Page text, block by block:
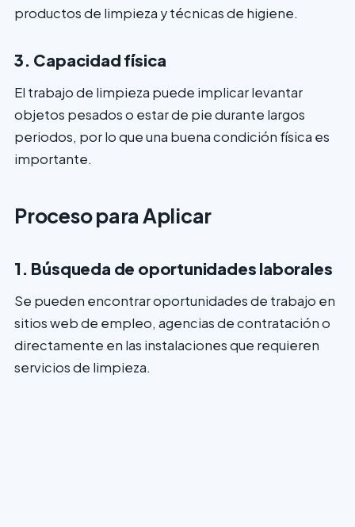
productos de limpieza y técnicas de higiene.
3. Capacidad física
El trabajo de limpieza puede implicar levantar
objetos pesados o estar de pie durante largos
periodos, por lo que una buena condición física es
importante.
Proceso para Aplicar
1. Búsqueda de oportunidades laborales
Se pueden encontrar oportunidades de trabajo en
sitios web de empleo, agencias de contratación o
directamente en las instalaciones que requieren
servicios de limpieza.